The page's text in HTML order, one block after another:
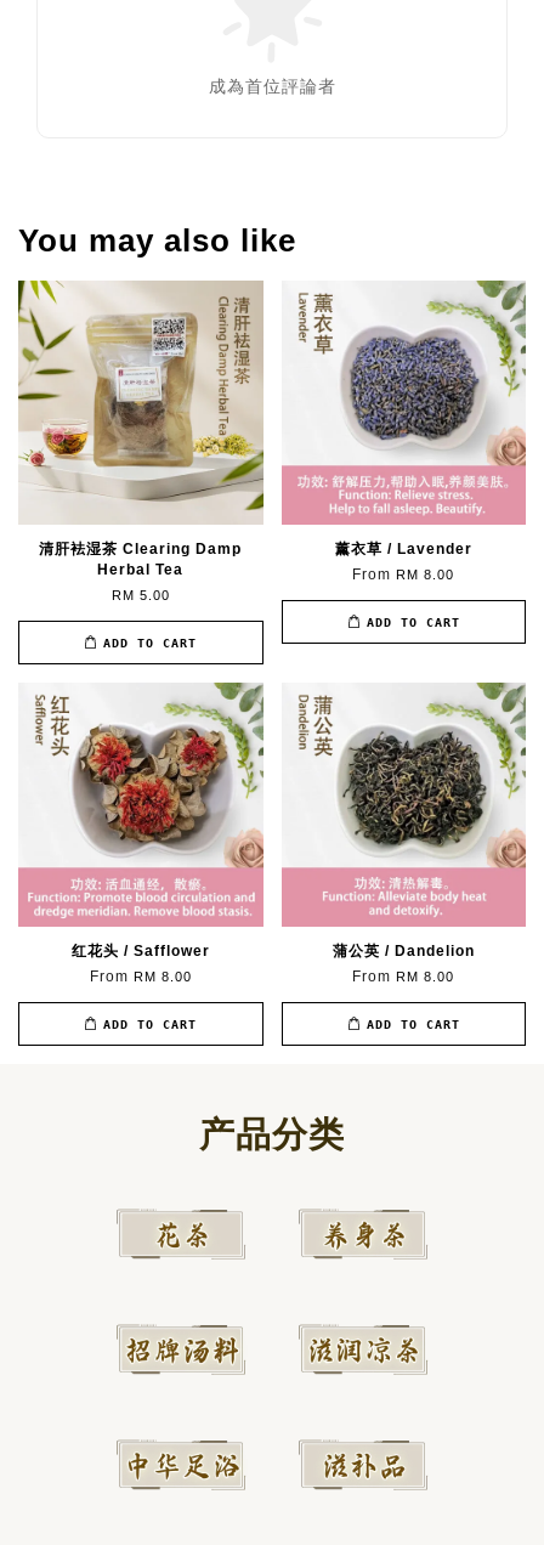
成為首位評論者
You may also like
清肝袪湿茶 Clearing Damp
Herbal Tea
RM 5.00
ADD TO CART
薰衣草 / Lavender
FromRM 8.00
ADD TO CART
红花头 / Safflower
From RM 8.00
ADD TO CART
蒲公英 / Dandelion
FromRM 8.00
ADD TO CART
产品分类